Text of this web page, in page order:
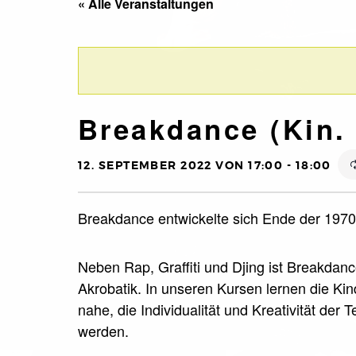
Breakdance
12. SEPTEMBER 2022 VON 17:00 - 18:00
Breakdance entwickelte sich Ende der
Neben Rap, Graffiti und Djing ist
Akrobatik. In unseren Kursen lernen die
nahe, die Individualität und Kreativität der
werden.